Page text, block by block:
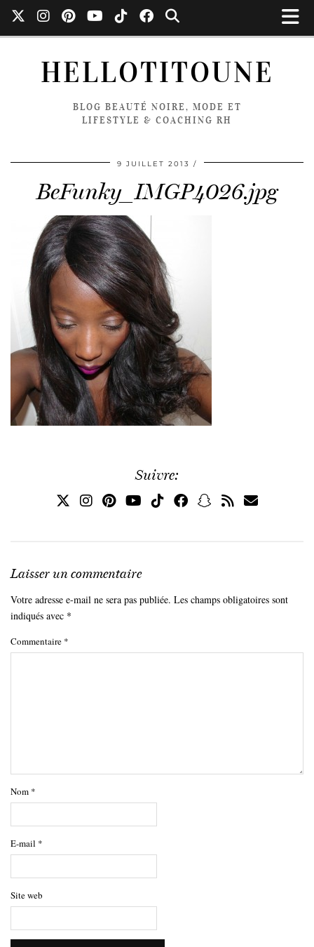
HELLOTITOUNE
BLOG BEAUTÉ NOIRE, MODE ET
LIFESTYLE & COACHING RH
9 JUILLET 2013
BeFunky_IMGP4026.jpg
Suivre:
Laisser un commentaire
Votre adresse e-mail ne sera pas publiée. Les champs obligatoires sont
indiqués avec *
Commentaire *
Nom *
E-mail *
Site web